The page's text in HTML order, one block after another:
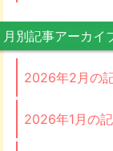
月別記事アーカイ
2026年2月の
2026年1月の